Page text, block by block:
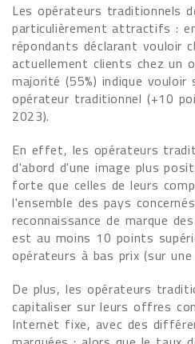
Les opérateurs traditionnels
particulièrement attractifs :
répondants déclarant vouloir
actuellement clients chez un
majorité (55%) indique
opérateur traditionnel (+10
2023).
En effet, les opérateurs
d'abord d'une image plus
forte que celles de leurs
l'ensemble des pays
reconnaissance de marque
est au moins 10 points
opérateurs à bas prix (sur
De plus, les opérateurs
capitaliser sur leurs offres
Internet fixe, avec des